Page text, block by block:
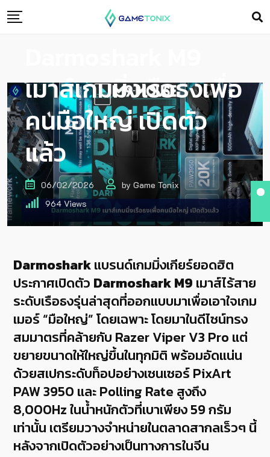
เมาส์เกมมิ่งเรือธงเพื่อ
คนมือใหญ่ เปิดตัว
แล้ว
06/02/2026 by Game Tonix
964 Views
Darmosharkแบรนด์เกมมิ่งเกียร์ยอดฮิต
ประกาศเปิดตัว Darmoshark M9 เมาส์ไร้สาย
ระดับเรือธงรุ่นล่าสุดที่ออกแบบมาเพื่อเอาใจเกม
เมอร์ “มือใหญ่” โดยเฉพาะ โดยมาในดีไซน์ทรง
สมมาตรที่คล้ายกับ Razer Viper V3 Pro แต่
ขยายขนาดให้ใหญ่ขึ้นในทุกมิติ พร้อมอัดแน่น
ด้วยสเปกระดับท็อปอย่างเซนเซอร์ PixArt
PAW 3950 และ Polling Rate สูงถึง
8,000Hz ในน้ำหนักตัวที่เบาเพียง 59 กรัม
เท่านั้น เตรียมวางจำหน่ายในตลาดสากลเร็วๆ นี้
หลังจากเปิดตัวอย่างเป็นทางการในจีน